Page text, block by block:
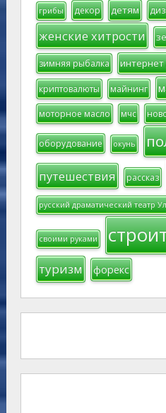
грибы декор детям
женские хитрости
зимняя рыбалка интернет
криптовалюты майнинг
моторное масло мчс
оборудование окунь
путешествия рассказ
русский драматический театр
своими руками
туризм форекс